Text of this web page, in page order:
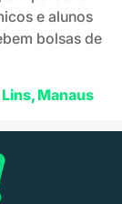
e alunos
bolsas de
,Manaus